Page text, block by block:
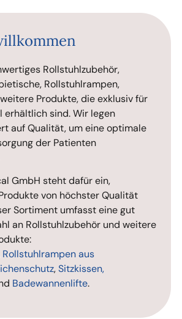
Rollstuhlzubehör,
Rollstuhlrampen,
Produkte, die exklusiv für
erhältlich sind. Wir legen
auf Qualität, um eine optimale
der Patienten
GmbH steht dafür ein,
von höchster Qualität
Sortiment umfasst eine gut
an Rollstuhlzubehör und weitere
Rollstuhlrampen aus
,Sitzkissen,
Badewannenlifte.